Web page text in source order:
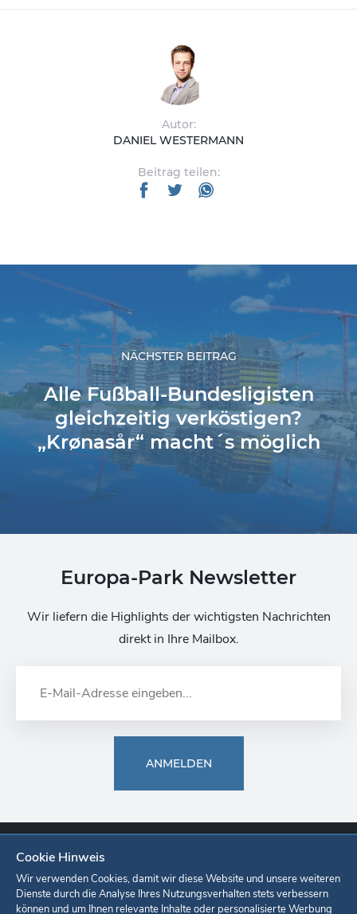
Autor:
DANIEL WESTERMANN
Beitrag teilen:
NÄCHSTER BEITRAG
Alle Fußball-Bundesligisten
gleichzeitig verköstigen?
„Krønasår“ macht´s möglich
Europa-Park Newsletter
Wir liefern die Highlights der wichtigsten Nachrichten
direkt in Ihre Mailbox.
ANMELDEN
Europa-Park Ticketshop Onlineshop Karriere Unternehmen
Datenschutzerklärung Cookie-Einstellungen Impressum
Cookie Hinweis
Wir verwenden Cookies, damit wir diese Website und unsere weiteren
Dienste durch die Analyse Ihres Nutzungsverhalten stets verbessern
können und um Ihnen relevante Inhalte oder personalisierte Werbung